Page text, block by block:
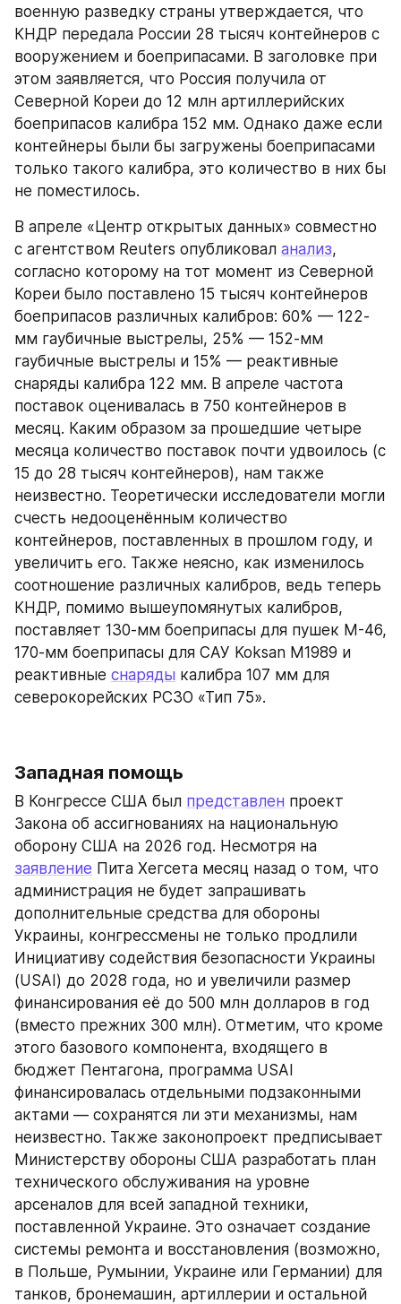
военную разведку страны утверждается, что
КНДР передала России 28 тысяч контейнеров с
вооружением и боеприпасами. В заголовке при
этом заявляется, что Россия получила от
Северной Кореи до 12 млн артиллерийских
боеприпасов калибра 152 мм. Однако даже если
контейнеры были бы загружены боеприпасами
только такого калибра, это количество в них бы
не поместилось.
В апреле «Центр открытых данных» совместно
с агентством Reuters опубликовал анализ,
согласно которому на тот момент из Северной
Кореи было поставлено 15 тысяч контейнеров
боеприпасов различных калибров: 60% — 122-
мм гаубичные выстрелы, 25% — 152-мм
гаубичные выстрелы и 15% — реактивные
снаряды калибра 122 мм. В апреле частота
поставок оценивалась в 750 контейнеров в
месяц. Каким образом за прошедшие четыре
месяца количество поставок почти удвоилось (с
15 до 28 тысяч контейнеров), нам также
неизвестно. Теоретически исследователи могли
счесть недооценённым количество
контейнеров, поставленных в прошлом году, и
увеличить его. Также неясно, как изменилось
соотношение различных калибров, ведь теперь
КНДР, помимо вышеупомянутых калибров,
поставляет 130-мм боеприпасы для пушек М-46,
170-мм боеприпасы для САУ Koksan M1989 и
реактивные снаряды калибра 107 мм для
северокорейских РСЗО «Тип 75».
Западная помощь
В Конгрессе США был представлен проект
Закона об ассигнованиях на национальную
заявление Пита Хегсета месяц назад о том, что
администрация не будет запрашивать
дополнительные средства для обороны
Украины, конгрессмены не только продлили
Инициативу содействия безопасности Украины
(USAI) до 2028 года, но и увеличили размер
финансирования её до 500 млн долларов в год
(вместо прежних 300 млн). Отметим, что кроме
этого базового компонента, входящего в
бюджет Пентагона, программа USAI
финансировалась отдельными подзаконными
актами — сохранятся ли эти механизмы, нам
неизвестно. Также законопроект предписывает
Министерству обороны США разработать план
технического обслуживания на уровне
арсеналов для всей западной техники,
поставленной Украине. Это означает создание
системы ремонта и восстановления (возможно,
в Польше, Румынии, Украине или Германии) для
танков, бронемашин, артиллерии и остальной